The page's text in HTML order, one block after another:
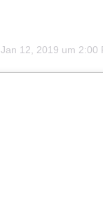
Jan 12, 2019 um 2:00